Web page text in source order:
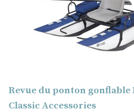
Revue du ponton gonflable
Classic Accessories